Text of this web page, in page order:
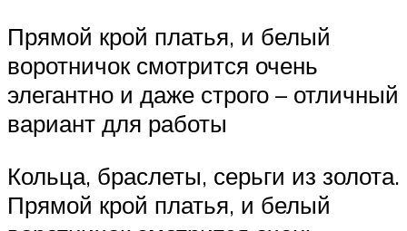
Прямой крой платья, и белый
воротничок смотрится очень
элегантно и даже строго – отличный
вариант для работы
Кольца, браслеты, серьги из золота.
Прямой крой платья, и белый